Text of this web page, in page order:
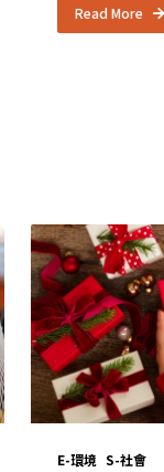
Read More
E-環境 S-社會